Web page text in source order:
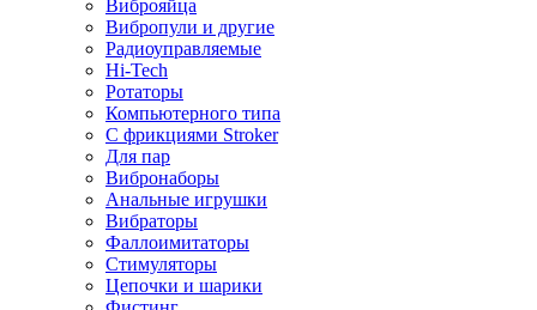
Виброяйца
Вибропули и другие
Радиоуправляемые
Hi-Tech
Ротаторы
Компьютерного типа
С фрикциями Stroker
Для пар
Вибронаборы
Анальные игрушки
Вибраторы
Фаллоимитаторы
Стимуляторы
Цепочки и шарики